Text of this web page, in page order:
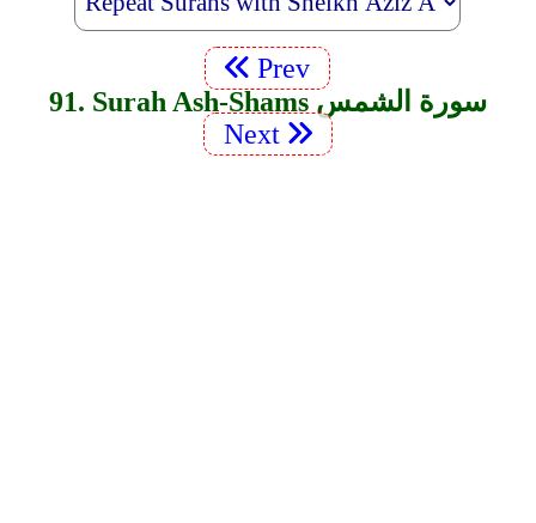
Prev
91. Surah Ash-Shams سورة الشمس
Next